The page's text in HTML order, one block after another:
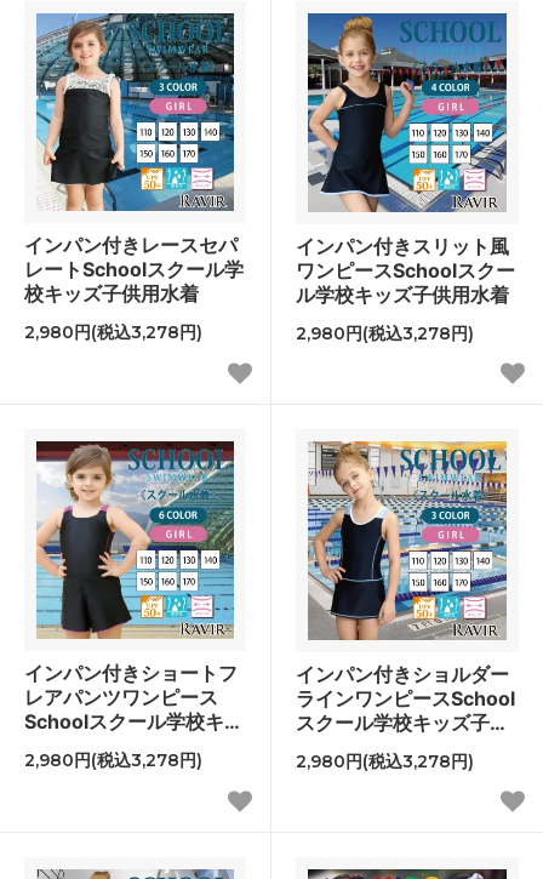
インパン付きレースセパ
レートSchoolスクール学
校キッズ子供用水着
2,980円(税込3,278円)
インパン付きスリット風
ワンピースSchoolスクー
ル学校キッズ子供用水着
2,980円(税込3,278円)
インパン付きショートフ
レアパンツワンピース
Schoolスクール学校キッ
2,980円(税込3,278円)
インパン付きショルダー
ラインワンピースSchool
スクール学校キッズ子供
2,980円(税込3,278円)